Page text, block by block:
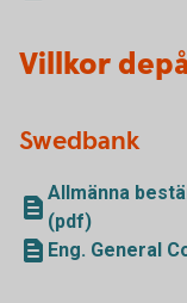
Villkor
Swedbank
Allmänna
(pdf)
Eng. General